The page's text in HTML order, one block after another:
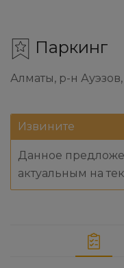
Паркинг
Алматы, р-н
Извините
Данное
актуальным на